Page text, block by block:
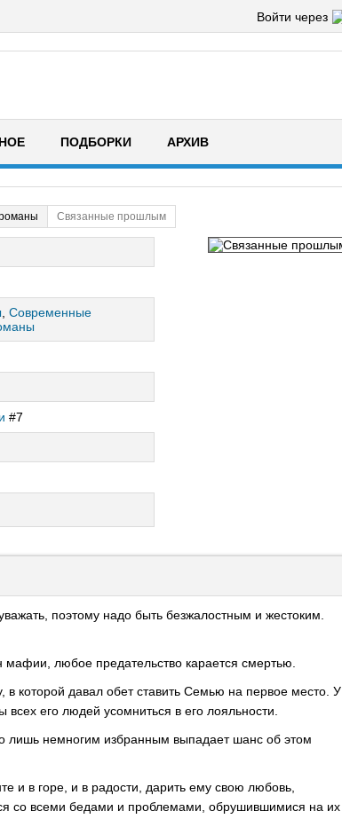
Войти через
ПОДБОРКИ АРХИВ
Связанные прошлым
Современные
#7
поэтому надо быть безжалостным и жестоким.
любое предательство карается смертью.
в которой давал обет ставить Семью на первое место. У
его людей усомниться в его лояльности.
лишь немногим избранным выпадает шанс об этом
и в горе, и в радости, дарить ему свою любовь,
со всеми бедами и проблемами, обрушившимися на их